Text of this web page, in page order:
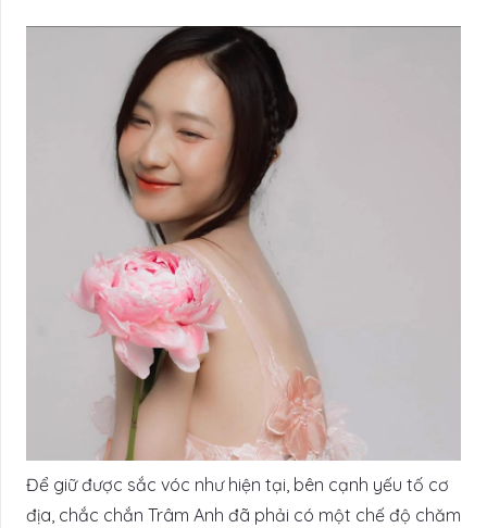
Để giữ được sắc vóc như hiện tại, bên cạnh yếu tố cơ
địa, chắc chắn Trâm Anh đã phải có một chế độ chăm